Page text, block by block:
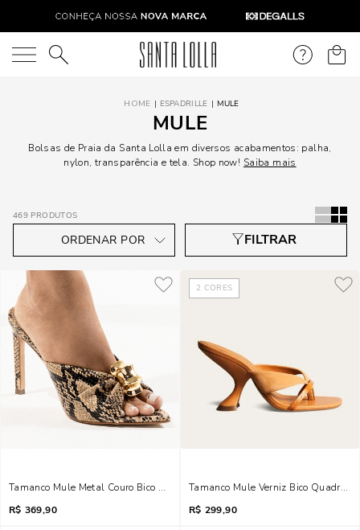
O que você está procurando?
ESPADRILLE MULE
MULE
Bolsas de Praia da Santa Lolla em diversos acabamentos: palha,
nylon, transparência e tela. Shop now! Saiba mais
469 PRODUTOS
Tamanco Mule Metal Couro Bico Folha Animal Print Cobra
R$ 369,90
2 CORES
Tamanco Mule Verniz Bico
R$ 299,90